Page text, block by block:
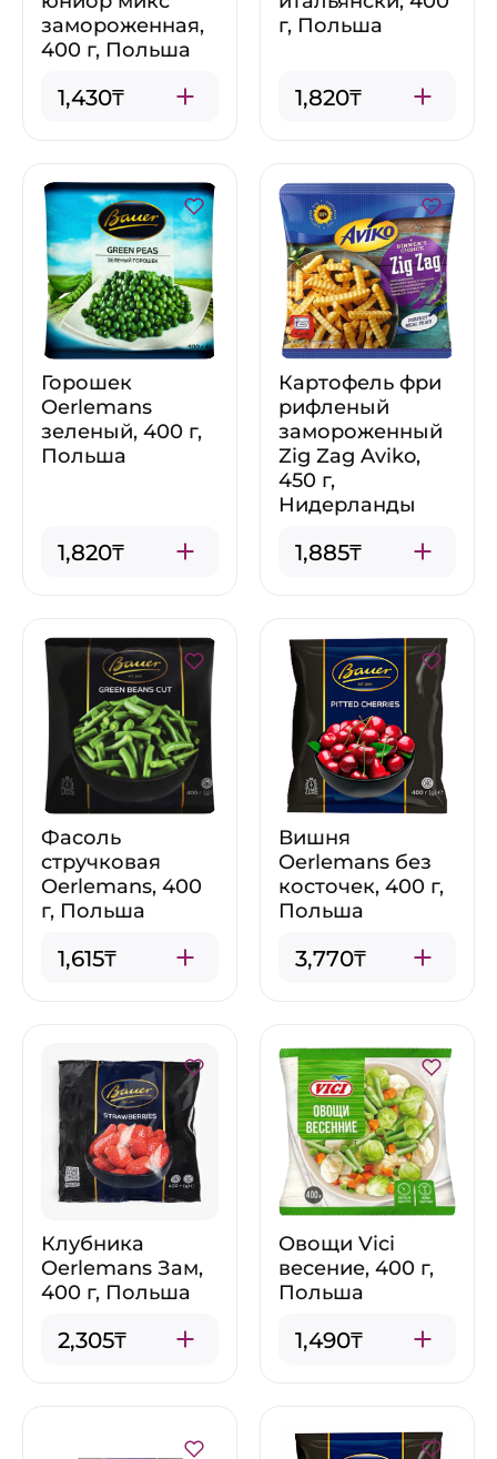
замороженная,
400 г, Польша
1,430₸
г, Польша
1,820₸
Горошек
Oerlemans
зеленый, 400 г,
Польша
1,820₸
Картофель фри
рифленый
замороженный
Zig Zag Aviko,
450 г,
Нидерланды
1,885₸
Фасоль
стручковая
Oerlemans, 400
г, Польша
1,615₸
Вишня
Oerlemans без
косточек, 400 г,
Польша
3,770₸
Клубника
Oerlemans Зам,
400 г, Польша
2,305₸
Овощи Vici
весение, 400 г,
Польша
1,490₸